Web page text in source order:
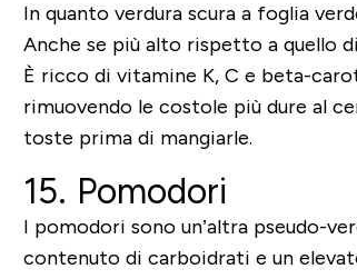
In quanto verdura scura a foglia
Anche se più alto rispetto a quello
È ricco di vitamine K, C e beta-
rimuovendo le costole più dure al
toste prima di mangiarle.
15. Pomodori
I pomodori sono un’altra pseudo-
contenuto di carboidrati e un